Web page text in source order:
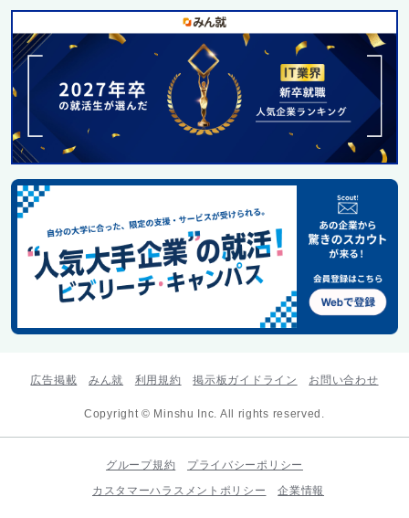
広告掲載 みん就 利用規約 掲示板ガイドライン お問い合わせ
Copyright © Minshu Inc. All rights reserved.
グループ規約
プライバシーポリシー
カスタマーハラスメントポリシー
企業情報